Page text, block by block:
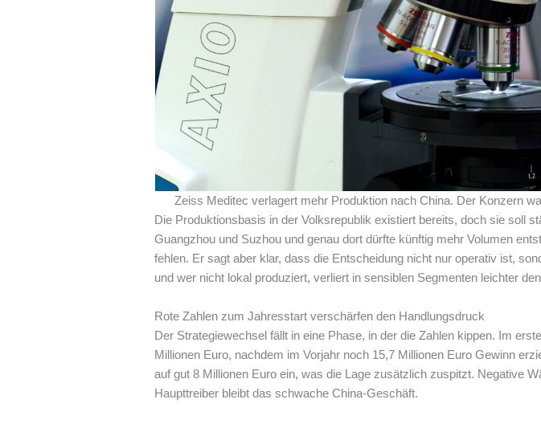
Zeiss Meditec verlagert mehr Produktion nach China. Der Konzern
Die Produktionsbasis in der Volksrepublik existiert bereits, doch sie soll
Guangzhou und Suzhou und genau dort dürfte künftig mehr Volumen
fehlen. Er sagt aber klar, dass die Entscheidung nicht nur operativ ist,
und wer nicht lokal produziert, verliert in sensiblen Segmenten leichter
Rote Zahlen zum Jahresstart verschärfen den Handlungsdruck
Der Strategiewechsel fällt in eine Phase, in der die Zahlen kippen. Im
Millionen Euro, nachdem im Vorjahr noch 15,7 Millionen Euro Gewinn
auf gut 8 Millionen Euro ein, was die Lage zusätzlich zuspitzt. Negative
Haupttreiber bleibt das schwache China-Geschäft.